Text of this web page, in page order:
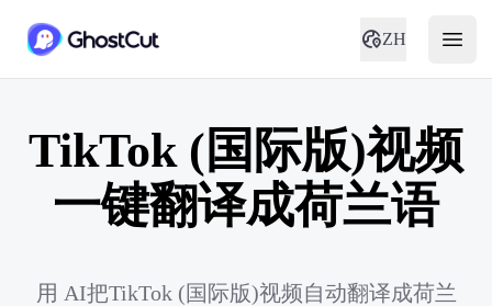
ZH
TikTok (国际版)视频
一键翻译成荷兰语
用 AI把TikTok (国际版)视频自动翻译成荷兰